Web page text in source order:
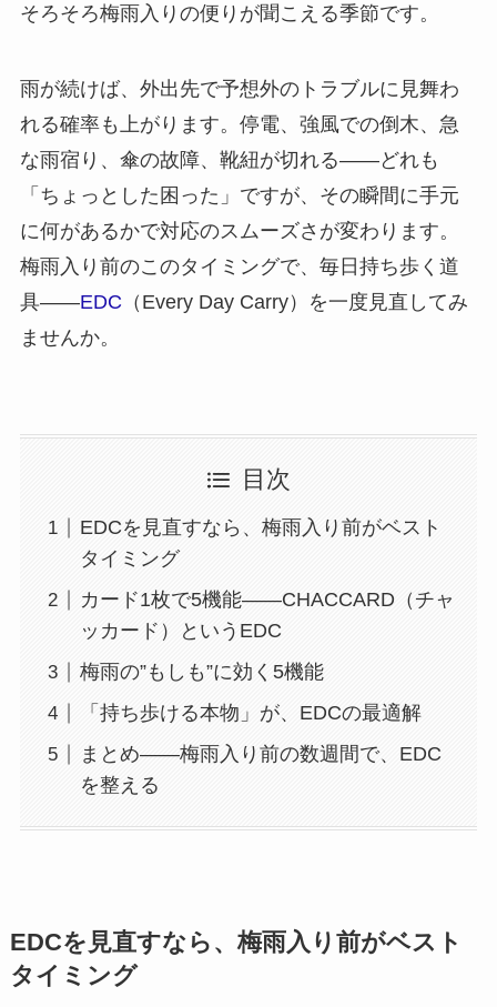
そろそろ梅雨入りの便りが聞こえる季節です。
雨が続けば、外出先で予想外のトラブルに見舞わ
れる確率も上がります。停電、強風での倒木、急
な雨宿り、傘の故障、靴紐が切れる——どれも
「ちょっとした困った」ですが、その瞬間に手元
に何があるかで対応のスムーズさが変わります。
梅雨入り前のこのタイミングで、毎日持ち歩く道
具——EDC （Every Day Carry）を一度見直してみ
ませんか。
目次
EDCを見直すなら、梅雨入り前がベスト
タイミング
カード1枚で5機能——CHACCARD（チャ
ッカード）というEDC
梅雨の”もしも”に効く5機能
「持ち歩ける本物」が、EDCの最適解
まとめ——梅雨入り前の数週間で、EDC
を整える
EDCを見直すなら、梅雨入り前がベスト
タイミング